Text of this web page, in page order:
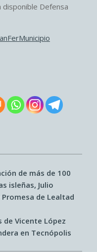
disponible Defensa
de más de 100
isleñas, Julio
de Lealtad
de Vicente López
en Tecnópolis